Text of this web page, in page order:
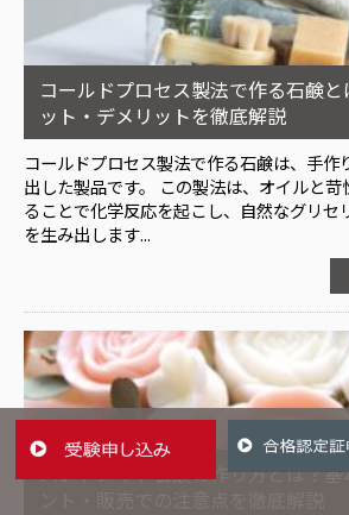
コールドプロセス製法で作る石鹸
ット・デメリットを徹底解説
コールドプロセス製法で作る石鹸は、手作
出した製品です。 この製法は、オイルと
ることで化学反応を起こし、自然なグリセ
を生み出します...
ハンドメイド石鹸の作り方とは？